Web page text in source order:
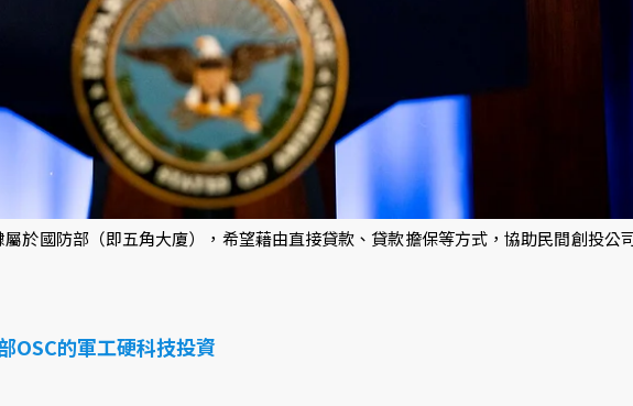
於國防部（即五角大廈），希望藉由直接貸款、貸款擔保等方式，協助民間創投公
OSC的軍工硬科技投資